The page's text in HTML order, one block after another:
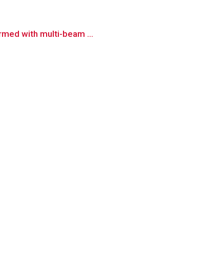
with multi-beam ...